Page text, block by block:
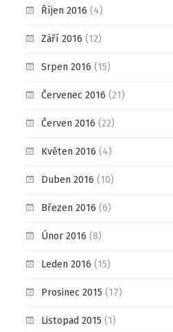
Říjen 2016 (4)
Září 2016 (12)
Srpen 2016 (15)
Červenec 2016 (21)
Červen 2016 (22)
Květen 2016 (4)
Duben 2016 (10)
Březen 2016 (6)
Únor 2016 (8)
Leden 2016 (15)
Prosinec 2015 (17)
Listopad 2015 (1)